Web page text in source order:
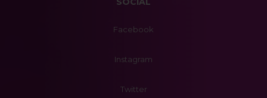
Facebook
Instagram
Twitter